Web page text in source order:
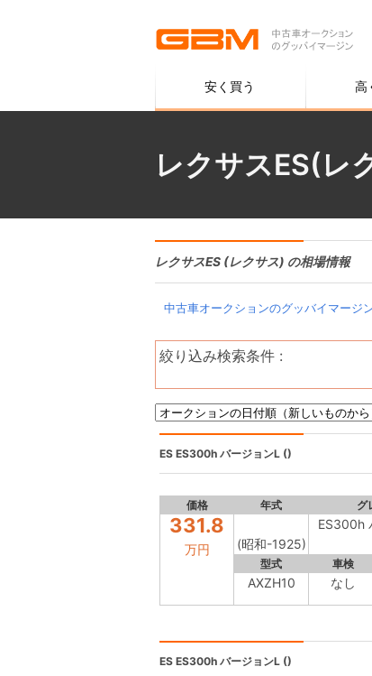
安く買う 高
レクサスES(レ
レクサスES (レクサス) の相場情報
中古車オークションのグッバイマージ
絞り込み検索条件 :
ES ES300h バージョンL ()
価格 年式 グ
331.8
万円 (昭和-1925)
ES300h
型式 車検
AXZH10 なし
ES ES300h バージョンL ()